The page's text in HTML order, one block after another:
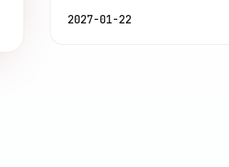
2027-01-22